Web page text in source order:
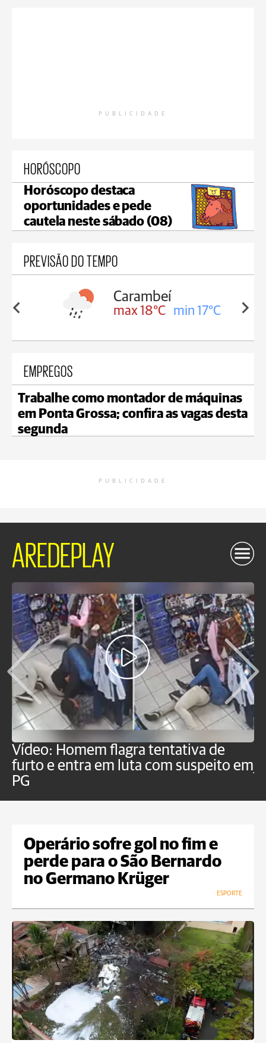
PUBLICIDADE
HORÓSCOPO
Horóscopo destaca
oportunidades e pede
cautela neste sábado (08)
PREVISÃO DO TEMPO
18°C
Carambeí
max 18°C min 17°C
EMPREGOS
Trabalhe como montador de máquinas
em Ponta Grossa; confira as vagas desta
segunda
PUBLICIDADE
AREDEPLAY
Vídeo: Homem flagra tentativa de
furto e entra em luta com suspeito em
PG
Operário sofre gol no fim e
perde para o São Bernardo
no Germano Krüger
ESPORTE